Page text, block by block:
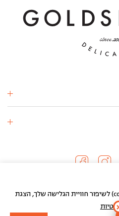
2024 ©
אנחנו משתמשים בעוגיות (cookies) לשיפור חוויית הגלישה שלך, הצגת